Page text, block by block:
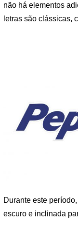
não há elementos
letras são clássicas,
Durante este
escuro e inclinada